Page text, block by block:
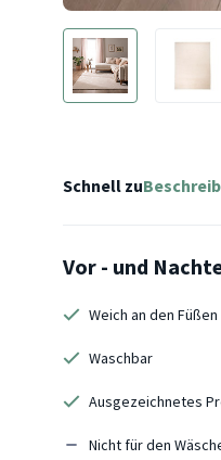
Schnell zu
Vor - und
Weich an den Füßen
Waschbar
Ausgezeichnetes
Nicht für den